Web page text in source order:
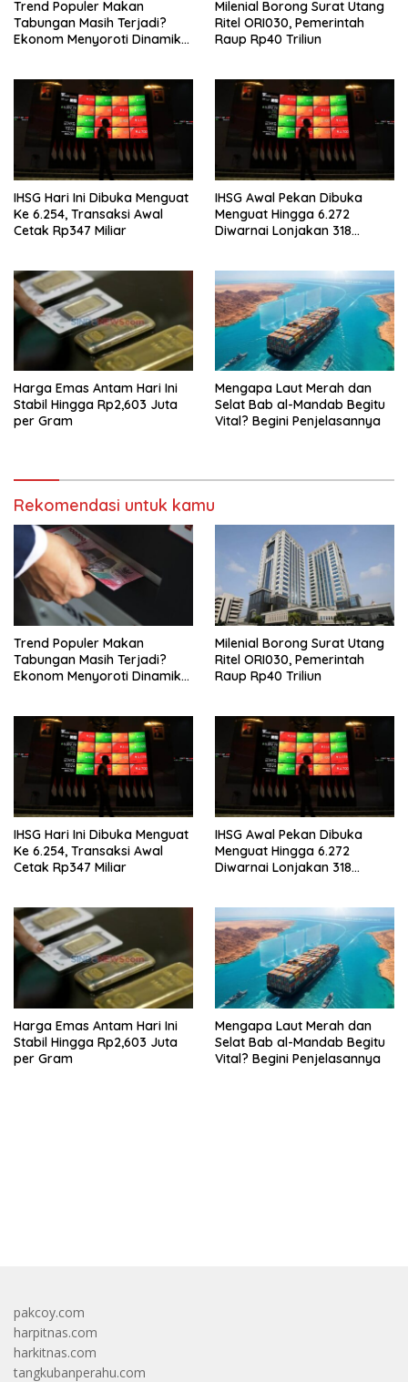
Trend Populer Makan
Tabungan Masih Terjadi?
Ekonom Menyoroti Dinamika
Milenial Borong Surat Utang
Ritel ORI030, Pemerintah
Raup Rp40 Triliun
IHSG Hari Ini Dibuka Menguat
Ke 6.254, Transaksi Awal
Cetak Rp347 Miliar
IHSG Awal Pekan Dibuka
Menguat Hingga 6.272
Diwarnai Lonjakan 318
Harga Emas Antam Hari Ini
Stabil Hingga Rp2,603 Juta
per Gram
Mengapa Laut Merah dan
Selat Bab al-Mandab Begitu
Vital? Begini Penjelasannya
Rekomendasi untuk kamu
Trend Populer Makan
Tabungan Masih Terjadi?
Ekonom Menyoroti Dinamika
Milenial Borong Surat Utang
Ritel ORI030, Pemerintah
Raup Rp40 Triliun
IHSG Hari Ini Dibuka Menguat
Ke 6.254, Transaksi Awal
Cetak Rp347 Miliar
IHSG Awal Pekan Dibuka
Menguat Hingga 6.272
Diwarnai Lonjakan 318
Harga Emas Antam Hari Ini
Stabil Hingga Rp2,603 Juta
per Gram
Mengapa Laut Merah dan
Selat Bab al-Mandab Begitu
Vital? Begini Penjelasannya
pakcoy.com
harpitnas.com
harkitnas.com
tangkubanperahu.com